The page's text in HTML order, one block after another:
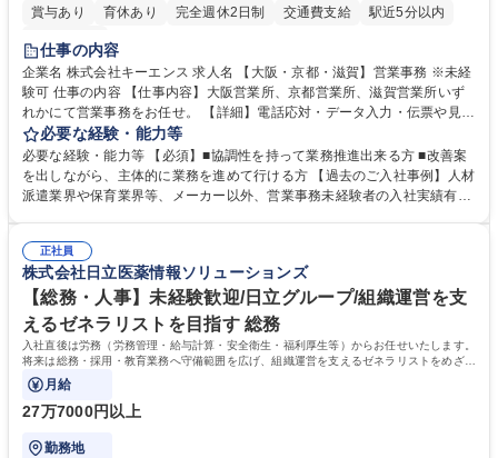
賞与あり 育休あり 完全週休2日制 交通費支給
駅近5分以内
土日祝休み
仕事の内容
企業名 株式会社キーエンス 求人名 【大阪・京都・滋賀】営業事務 ※未経
験可 仕事の内容 【仕事内容】大阪営業所、京都営業所、滋賀営業所いず
れかにて営業事務をお任せ。 【詳細】電話応対・データ入力・伝票や見積
の作成・カタログ送付・来客対応・営業所内で発生する事務業務や業務改
善をお任せ。 【教育制度】ご入社後、育成担当とペアになりながらOJTに
て業務を覚えていただくことが可能です。業務システムがきちんと構築さ
れているため、スムーズに仕事に慣れることができる環境です。また、
募集職種 【大阪・京都・滋賀】営業事務 ※未経験可
必要な経験・能力等
必要な経験・能力等 【必須】■協調性を持って業務推進出来る方 ■改善案
を出しながら、主体的に業務を進めて行ける方 【過去のご入社事例】人材
派遣業界や保育業界等、メーカー以外、営業事務未経験者の入社実績有
えて、お客様や社員の状況に合わせ、能動的なサポート、改善の動きも期
待され。組織を支えるスペシャリストとして、チームに貢献し、結果的に
社員から頼られる存在になることができます。平均19:30の退勤以降の業
務の持ち帰りも禁止されており、メリハリのある働き方となります。 学
歴・資格 学歴：大学院 大学 高専 短大 語学力： 資格：
正社員
株式会社日立医薬情報ソリューションズ
【総務・人事】未経験歓迎/日立グループ/組織運営を支
えるゼネラリストを目指す 総務
入社直後は労務（労務管理・給与計算・安全衛生・福利厚生等）からお任せいたします。
将来は総務・採用・教育業務へ守備範囲を広げ、組織運営を支えるゼネラリストをめざせ
ます。
月給
27万7000円以上
勤務地